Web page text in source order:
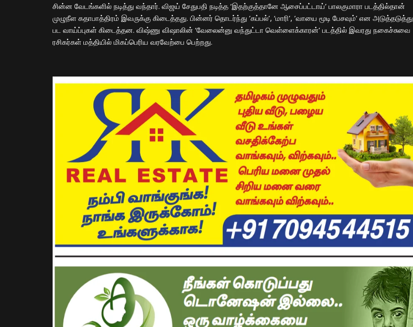
சின்ன வேடங்களில் நடித்து வந்தார். விஜய் சேதுபதி நடித்த ‘இதற்குத்தானே ஆசைப்பட்டாய்’ பாலகுமாரா படத்தில்தான்
முழுநீள கதாபாத்திரம் இவருக்கு கிடைத்தது. பின்னர் தொடர்ந்து ’கப்பல்’, ‘மாரி’, ’வாயை மூடி பேசவும்’ என அடுத்தடுத்து
பட வாய்ப்புகள் கிடைத்தன. விஷ்ணு விஷாலின் ‘வேலைன்னு வந்துட்டா வெள்ளைக்காரன்’ படத்தில் இவரது நகைச்சுவை
ரசிகர்கள் மத்தியில் மிகப்பெரிய வரவேற்பை பெற்றது.